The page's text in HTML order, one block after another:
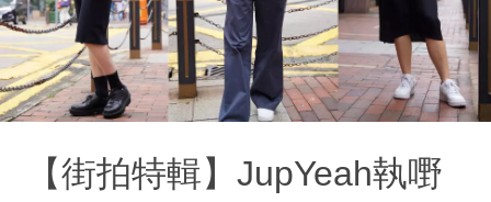
【街拍特輯】JupYeah執嘢